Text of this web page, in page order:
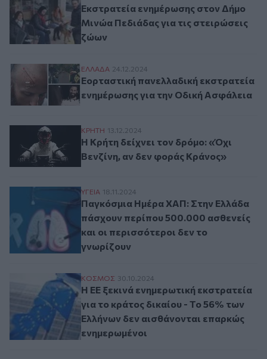
Εκστρατεία ενημέρωσης στον Δήμο
Μινώα Πεδιάδας για τις στειρώσεις
ζώων
Εορταστική πανελλαδική εκστρατεία
ΕΛΛAΔΑ 24.12.2024
Εορταστική πανελλαδική εκστρατεία
ενημέρωσης για την Οδική Ασφάλεια
Η Κρήτη δείχνει τον δρόμο: «Όχι
ΚΡΗΤΗ 13.12.2024
Η Κρήτη δείχνει τον δρόμο: «Όχι
Βενζίνη, αν δεν φοράς Κράνος»
Παγκόσμια Ημέρα ΧΑΠ: Στην Ελλάδα
ΥΓΕΙΑ 18.11.2024
Παγκόσμια Ημέρα ΧΑΠ: Στην Ελλάδα
πάσχουν περίπου 500.000 ασθενείς
και οι περισσότεροι δεν το
γνωρίζουν
Η ΕΕ ξεκινά ενημερωτική εκστρατεία
ΚΟΣΜΟΣ 30.10.2024
Η ΕΕ ξεκινά ενημερωτική εκστρατεία
για το κράτος δικαίου - Το 56% των
Ελλήνων δεν αισθάνονται επαρκώς
ενημερωμένοι